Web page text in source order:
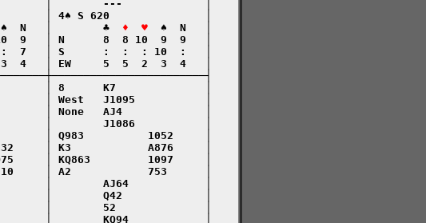
│        ---             │
│ 4♠ S 620               │
N   │        ♣
♦  ♥
  ♠  N   │
9   │ N      8  8 10  9  9   │
7   │ S      :  :  : 10  :   │
4   │ EW     5  5  2  3  4   │
│ 8      K7              │
│ West   J1095           │
│ None   AJ4             │
│        J1086           │
│ Q983          1052     │
│ K3            A876     │
│ KQ863         1097     │
│ A2            753      │
│        AJ64            │
│        Q42             │
│        52              │
│        KQ94            │